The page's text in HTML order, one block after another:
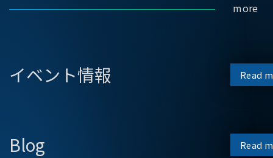
more
イベント情報 Read
Blog Read